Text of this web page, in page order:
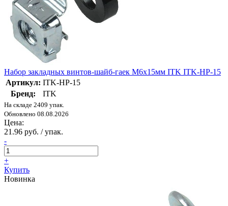
Набор закладных винтов-шайб-гаек M6x15мм ITK ITK-HP-15
Артикул: ITK-HP-15
Бренд:
ITK
На складе 2409 упак.
Обновлено 08.08.2026
Цена:
21.96 руб. / упак.
-
+
Купить
Новинка